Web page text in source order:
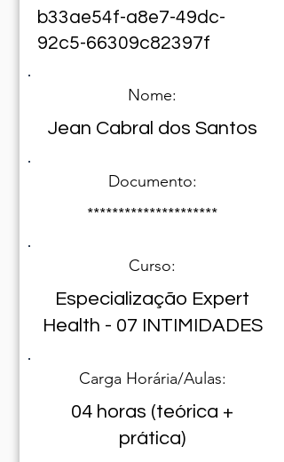
b33ae54f-a8e7-49dc-
92c5-66309c82397f
Nome:
Jean Cabral dos Santos
Documento:
*********************
Curso:
Especialização Expert
Health - 07 INTIMIDADES
Carga Horária/Aulas:
04 horas (teórica +
prática)